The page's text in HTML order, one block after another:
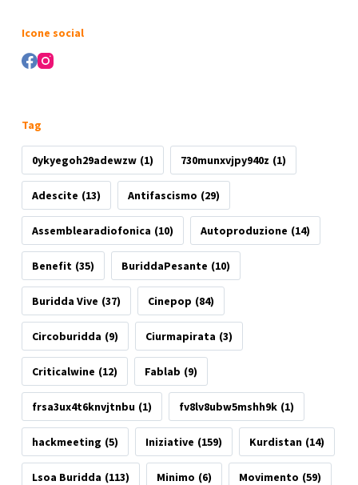
Icone social
Tag
0ykyegoh29adewzw (1) 730munxvjpy940z (1)
Adescite (13) Antifascismo (29)
Assemblearadiofonica (10) Autoproduzione (14)
Benefit (35) BuriddaPesante (10)
Buridda Vive (37) Cinepop (84)
Circoburidda (9) Ciurmapirata (3)
Criticalwine (12) Fablab (9)
frsa3ux4t6knvjtnbu (1) fv8lv8ubw5mshh9k (1)
hackmeeting (5) Iniziative (159) Kurdistan (14)
Lsoa Buridda (113) Minimo (6) Movimento (59)